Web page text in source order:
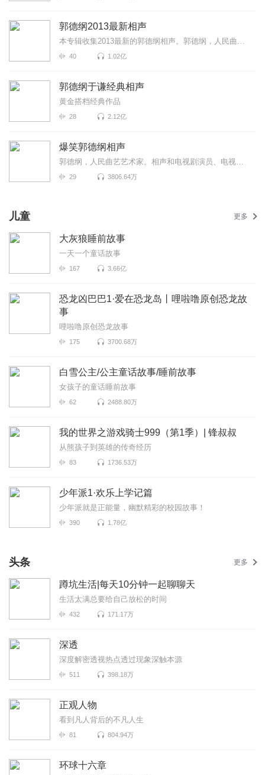
郭德纲2013最新相声
本专辑收集2013最新的郭德纲相声。郭德纲，人民曲艺艺术家、相声和电视剧演员、电视脱口秀主持人。1973...
40 1.02亿
郭德纲于谦经典相声
黄金搭档经典作品
28 2.12亿
爆笑郭德纲相声
郭德纲，人民曲艺艺术家。相声和电视剧演员、电视脱口秀主持人。1973年生于天津，自幼酷爱民间艺术。8岁...
29 3806.64万
儿童 更多
大灰狼睡前故事
一天一个童话故事
167 3.66亿
恐龙凶巴巴1·爱在恐龙岛丨哩啦噜原创恐龙故
事
哩啦噜原创恐龙故事
175 3700.68万
白雪公主/公主童话故事/睡前故事
女孩子的童话睡前故事
62 2488.80万
我的世界之游戏骑士999（第1季）| 锋叔叔
从熊孩子到英雄的传奇经历
83 1736.53万
少年派1·欢乐上学记篇
少年派就是正能量，幽默精彩的校园故事！
390 1.78亿
头条 更多
蹲坑生活|每天10分钟一起聊聊天
生活太满总要给自己放松的时间
432 171.17万
深透
深度解密透视热点透过现象深触本源
511 398.18万
正观人物
看到凡人背后的不凡人生
81 804.94万
环球十六章